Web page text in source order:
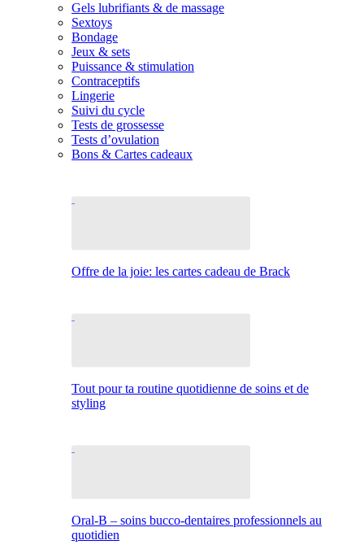
Gels lubrifiants & de massage
Sextoys
Bondage
Jeux & sets
Puissance & stimulation
Contraceptifs
Lingerie
Suivi du cycle
Tests de grossesse
Tests d’ovulation
Bons & Cartes cadeaux
Offre de la joie: les cartes cadeau de Brack
Tout pour ta routine quotidienne de soins et de
styling
Oral-B – soins bucco-dentaires professionnels au
quotidien